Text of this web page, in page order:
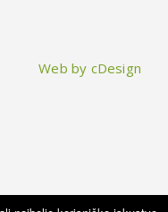
Web by cDesign